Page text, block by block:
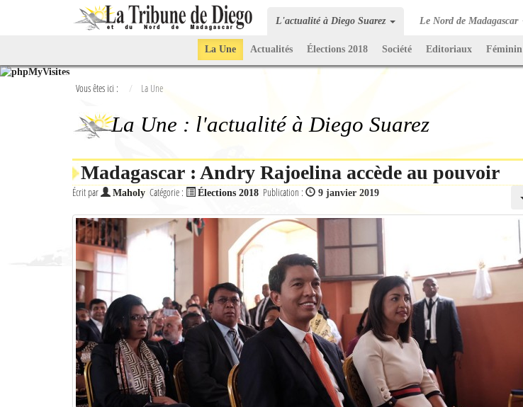
L'actualité à Diego Suarez Le Nord de Madagascar
La Une Actualités Élections 2018 Société Editoriaux Féminin
Vous êtes ici : La Une
La Une : l'actualité à Diego Suarez
Madagascar : Andry Rajoelina accède au pouvoir
Écrit par Maholy Catégorie : Élections 2018 Publication : 9 janvier 2019